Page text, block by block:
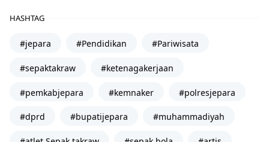
HASHTAG
#jepara #Pendidikan #Pariwisata
#sepaktakraw #ketenagakerjaan
#pemkabjepara #kemnaker #polresjepara
#dprd #bupatijepara #muhammadiyah